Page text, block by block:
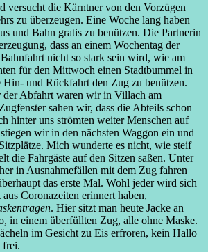
versucht die Kärntner von den Vorzügen
zu überzeugen. Eine Woche lang haben
und Bahn gratis zu benützen. Die Partnerin
dass an einem Wochentag der
nicht so stark sein wird, wie am
für den Mittwoch einen Stadtbummel in
und Rückfahrt den Zug zu benützen.
der Abfahrt waren wir in Villach am
sahen wir, dass die Abteils schon
hinter uns strömten weiter Menschen auf
wir in den nächsten Waggon ein und
Mich wunderte es nicht, wie steif
die Fahrgäste auf den Sitzen saßen. Unter
in Ausnahmefällen mit dem Zug fahren
das erste Mal. Wohl jeder wird sich
Coronazeiten erinnert haben,
. Hier sitzt man heute Jacke an
in einem überfüllten Zug, alle ohne Maske.
im Gesicht zu Eis erfroren, kein Hallo
frei.